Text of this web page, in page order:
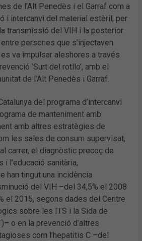
de l’Alt Penedès i el Garraf com a
i intercanvi del material estèril, per
transmissió del VIH i la posterior
persones que s’injectaven
es va impulsar aleshores a través
‘Surt del rotllo’, amb el
de l’Alt Penedès i Garraf.
del programa d’intercanvi
de manteniment amb
amb altres estratègies de
les sales de consum supervisat,
carrer, el diagnòstic precoç de
l’educació sanitària,
han tingut una incidència
del VIH –del 34,5% el 2008
el 2015, segons dades del Centre
sobre les ITS i la Sida de
o en la prevenció d’altres
com l’hepatitis C –del